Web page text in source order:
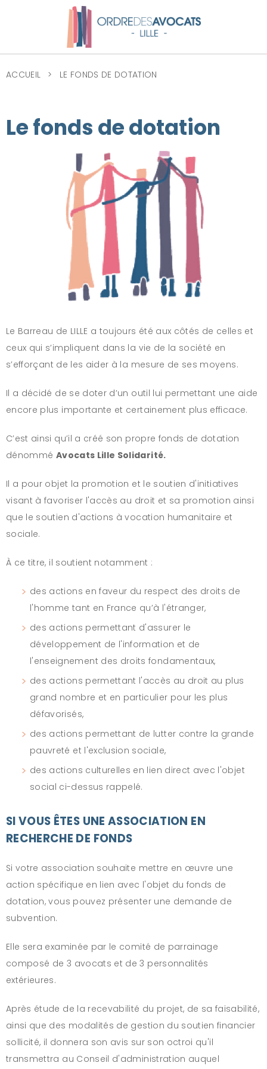
ACCUEIL LE FONDS DE DOTATION
Le fonds de dotation
Le Barreau de LILLE a toujours été aux côtés de celles et
ceux qui s’impliquent dans la vie de la société en
s’efforçant de les aider à la mesure de ses moyens.
Il a décidé de se doter d’un outil lui permettant une aide
encore plus importante et certainement plus efficace.
C’est ainsi qu’il a créé son propre fonds de dotation
dénommé Avocats Lille Solidarité.
Il a pour objet la promotion et le soutien d'initiatives
visant à favoriser l'accès au droit et sa promotion ainsi
que le soutien d'actions à vocation humanitaire et
sociale.
À ce titre, il soutient notamment :
des actions en faveur du respect des droits de
l'homme tant en France qu’à l'étranger,
des actions permettant d'assurer le
développement de l'information et de
l'enseignement des droits fondamentaux,
des actions permettant l'accès au droit au plus
grand nombre et en particulier pour les plus
défavorisés,
des actions permettant de lutter contre la grande
pauvreté et l'exclusion sociale,
des actions culturelles en lien direct avec l'objet
social ci-dessus rappelé.
SI VOUS ÊTES UNE ASSOCIATION EN
RECHERCHE DE FONDS
Si votre association souhaite mettre en œuvre une
action spécifique en lien avec l'objet du fonds de
dotation, vous pouvez présenter une demande de
subvention.
Elle sera examinée par le comité de parrainage
composé de 3 avocats et de 3 personnalités
extérieures.
Après étude de la recevabilité du projet, de sa faisabilité,
ainsi que des modalités de gestion du soutien financier
sollicité, il donnera son avis sur son octroi qu'il
transmettra au Conseil d'administration auquel